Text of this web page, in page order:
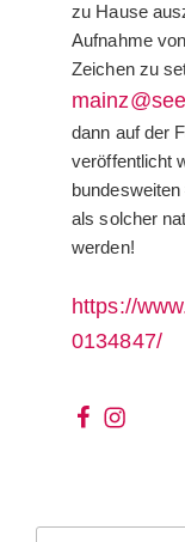
zu Hause
Aufnahme
Zeichen zu
dann auf der
veröffentlicht
als solcher
werden!
https://
0134847/
wir wir